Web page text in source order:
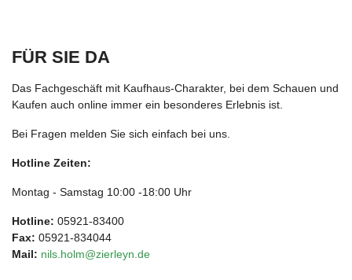
FÜR SIE DA
Das Fachgeschäft mit Kaufhaus-Charakter, bei dem Schauen und
Kaufen auch online immer ein besonderes Erlebnis ist.
Bei Fragen melden Sie sich einfach bei uns.
Hotline Zeiten:
Montag - Samstag 10:00 -18:00 Uhr
Hotline: 05921-83400
Fax: 05921-834044
Mail: nils.holm@zierleyn.de